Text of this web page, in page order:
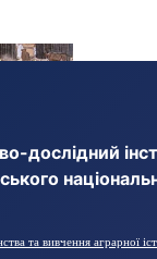
дослідний
та вивчення аграрної